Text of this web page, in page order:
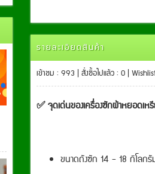
รายละเอียดสินค้า
เข้าชม : 993 | สั่งซื้อไปแล้ว : 0 |
✅ จุดเด่นของเครื่องซักผ้าหยอดเ
ขนาดถังซัก 14 - 18 กิโลก